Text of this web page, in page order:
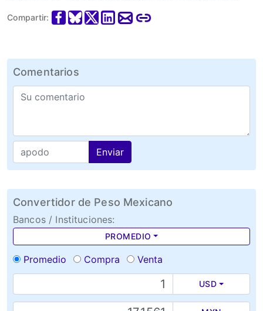
Compartir:
Comentarios
Enviar
Convertidor de Peso Mexicano
Bancos / Instituciones:
PROMEDIO
Promedio Compra Venta
USD